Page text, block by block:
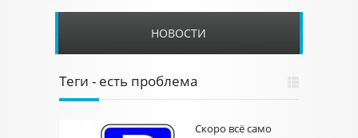
НОВОСТИ
Теги - есть проблема
Скоро всё само